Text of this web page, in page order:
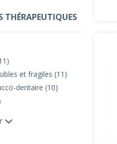
et fragiles (11)
dentaire (10)